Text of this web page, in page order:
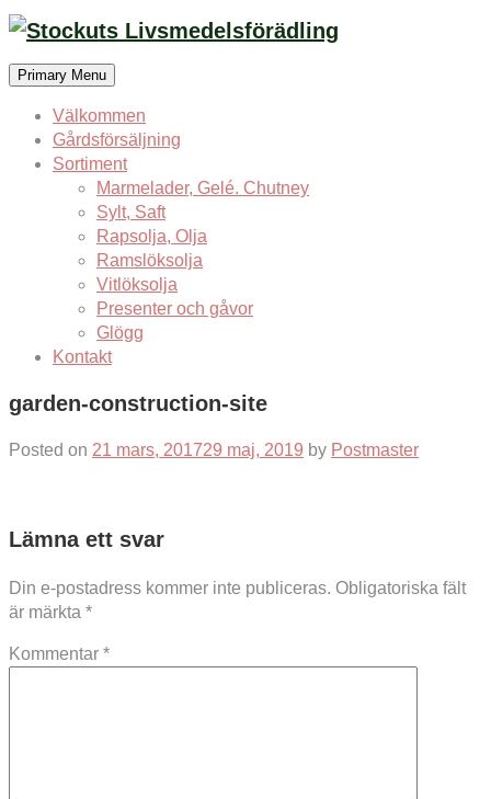
Skip
content
Primary Menu
Välkommen
Gårdsförsäljning
Sortiment
Marmelader, Gelé. Chutney
Sylt, Saft
Rapsolja, Olja
Ramslöksolja
Vitlöksolja
Presenter och gåvor
Glögg
Kontakt
garden-construction-site
Posted on 21 mars, 201729 maj, 2019 by Postmaster
Lämna ett svar
Din e-postadress kommer inte publiceras. Obligatoriska fält
är märkta *
Kommentar *